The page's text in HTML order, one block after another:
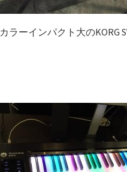
ラーインパクト大のKORG